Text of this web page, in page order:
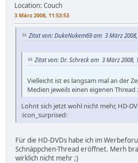
Location: Couch
3 März 2008, 11:53:53
Zitat von: DukeNukem69 am 3 März 2008,
Zitat von: Dr. Schreck am 3 März 2008,
Vielleicht ist es langsam mal an der
Medien jeweils einen eigenen
Lohnt sich jetzt wohl nicht mehr, HD-
:icon_surprised:
Für die HD-DVDs habe ich im
Schnäppchen-Thread eröffnet. Merh
wirklich nicht mehr ;)